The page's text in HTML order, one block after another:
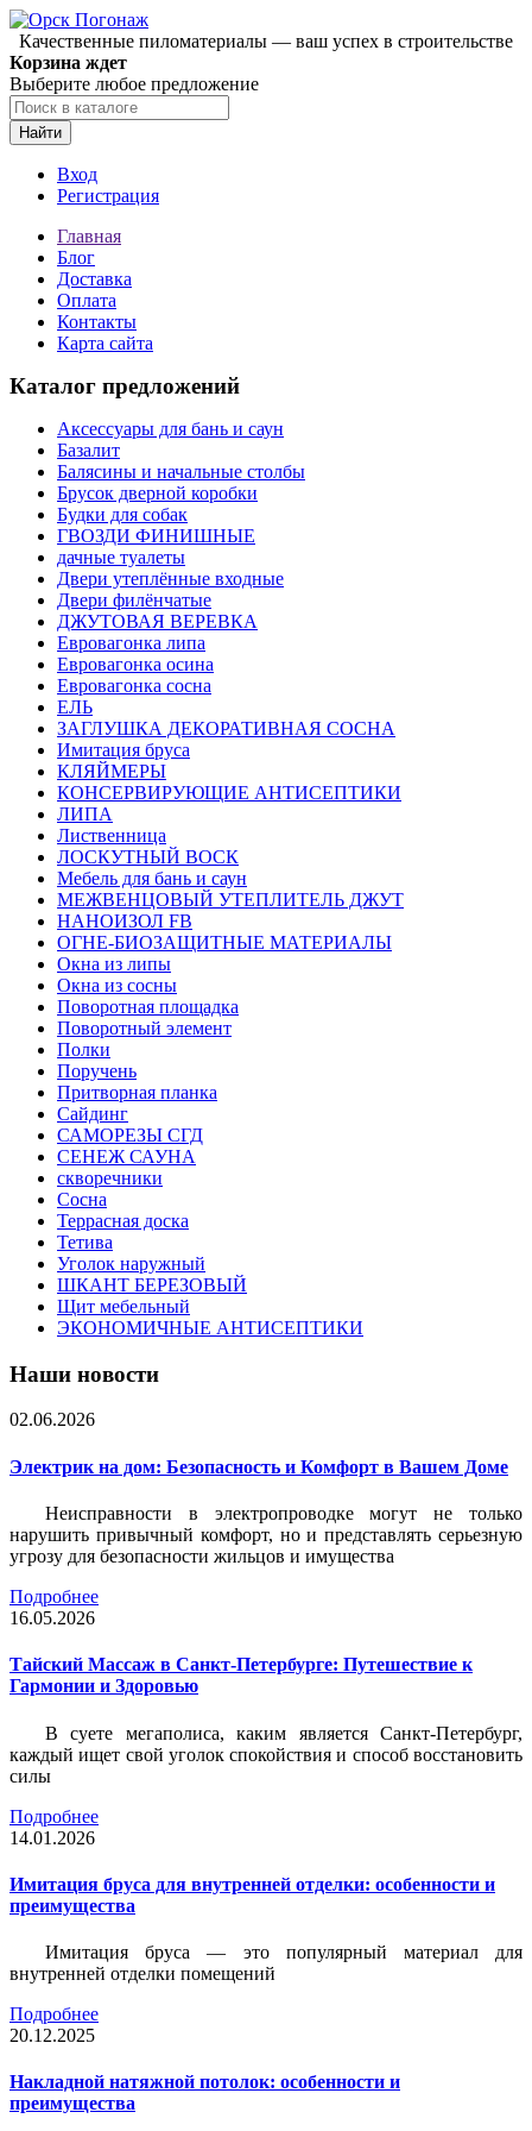
Качественные пиломатериалы — ваш успех в строительстве
Корзина ждет
Выберите любое предложение
Найти
Вход
Регистрация
Главная
Блог
Доставка
Оплата
Контакты
Карта сайта
Каталог предложений
Аксессуары для бань и саун
Базалит
Балясины и начальные столбы
Брусок дверной коробки
Будки для собак
ГВОЗДИ ФИНИШНЫЕ
дачные туалеты
Двери утеплённые входные
Двери филёнчатые
ДЖУТОВАЯ ВЕРЕВКА
Евровагонка липа
Евровагонка осина
Евровагонка сосна
ЕЛЬ
ЗАГЛУШКА ДЕКОРАТИВНАЯ СОСНА
Имитация бруса
КЛЯЙМЕРЫ
КОНСЕРВИРУЮЩИЕ АНТИСЕПТИКИ
ЛИПА
Лиственница
ЛОСКУТНЫЙ ВОСК
Мебель для бань и саун
МЕЖВЕНЦОВЫЙ УТЕПЛИТЕЛЬ ДЖУТ
НАНОИЗОЛ FB
ОГНЕ-БИОЗАЩИТНЫЕ МАТЕРИАЛЫ
Окна из липы
Окна из сосны
Поворотная площадка
Поворотный элемент
Полки
Поручень
Притворная планка
Сайдинг
САМОРЕЗЫ СГД
СЕНЕЖ САУНА
скворечники
Сосна
Террасная доска
Тетива
Уголок наружный
ШКАНТ БЕРЕЗОВЫЙ
Щит мебельный
ЭКОНОМИЧНЫЕ АНТИСЕПТИКИ
Наши новости
02.06.2026
Электрик на дом: Безопасность и Комфорт в Вашем Доме
Неисправности в электропроводке могут не только
нарушить привычный комфорт, но и представлять серьезную
угрозу для безопасности жильцов и имущества
Подробнее
16.05.2026
Тайский Массаж в Санкт-Петербурге: Путешествие к
Гармонии и Здоровью
В суете мегаполиса, каким является Санкт-Петербург,
каждый ищет свой уголок спокойствия и способ восстановить
силы
Подробнее
14.01.2026
Имитация бруса для внутренней отделки: особенности и
преимущества
Имитация бруса — это популярный материал для
внутренней отделки помещений
Подробнее
20.12.2025
Накладной натяжной потолок: особенности и
преимущества